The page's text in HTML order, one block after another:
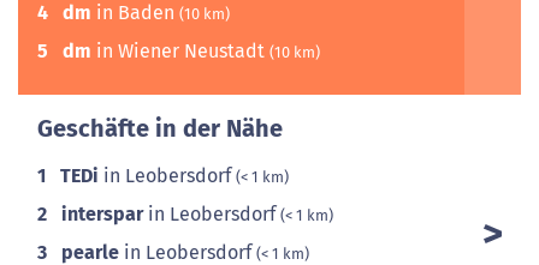
4 dm in Baden (10 km)
5 dm in Wiener Neustadt (10 km)
Geschäfte in der Nähe
1 TEDi in Leobersdorf(< 1 km)
2 intersparin Leobersdorf(< 1 km)
3 pearle in Leobersdorf(< 1 km)